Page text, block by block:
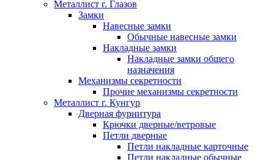
Металлист г. Глазов
Замки
Навесные замки
Обычные навесные замки
Накладные замки
Накладные замки общего
назначения
Механизмы секретности
Прочие механизмы секретности
Металлист г. Кунгур
Дверная фурнитура
Крючки дверные/ветровые
Петли дверные
Петли накладные карточные
Петли накладные обычные